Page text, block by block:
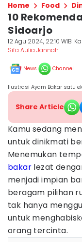
Home Food
10
Sidoarjo
12 Agu 2024, 22:10 WIB
Sifa Aulia Jannah
News Channel
Ilustrasi Ayam Bakar satu
Share Article
Kamu sedang
untuk dinikmati
Menemukan
bakar lezat
menjadi impian
beragam pilihan
tak hanya
untuk
orang tercinta.